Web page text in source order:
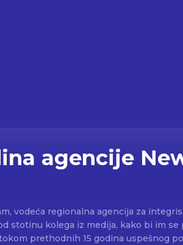
agencije
vodeća regionalna agencija za
stotinu kolega iz medija, kako bi im se
prethodnih 15 godina uspešnog